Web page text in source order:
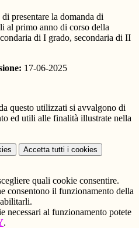
presentare la domanda di
al primo anno di corso della
di I grado, secondaria di II
17-06-2025
questo utilizzati si avvalgono di
ed utili alle finalità illustrate nella
Accetta tutti i cookies
quali cookie consentire.
consentono il funzionamento della
necessari al funzionamento potete
.